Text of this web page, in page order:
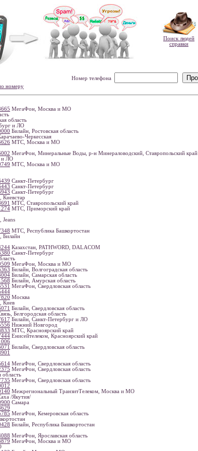
Поиск людей
справки
Номер телефона
номеру
МегаФон, Москва и МО
область
и ЛО
Билайн, Ростовская область
Черкесская
МТС, Москва и МО
МегаФон, Минеральные Воды, р-н Минераловодский, Ставропольский край
и ЛО
МТС, Москва и МО
Санкт-Петербург
Санкт-Петербург
Санкт-Петербург
Киевстар
МТС, Ставропольский край
МТС, Приморский край
Jeans
МТС, Республика Башкортостан
Билайн
Казахстан, PATHWORD, DALACOM
Санкт-Петербург
МегаФон, Москва и МО
Билайн, Волгоградская область
Билайн, Самарская область
Билайн, Амурская область
МегаФон, Свердловская область
Москва
Киев
Билайн, Свердловская область
Белгородская область
Билайн, Санкт-Петербург и ЛО
Нижний Новгород
МТС, Красноярский край
Енисейтелеком, Красноярский край
Билайн, Свердловская область
МегаФон, Свердловская область
МегаФон, Свердловская область
МегаФон, Свердловская область
Межрегиональный ТранзитТелеком, Москва и МО
/Якутия/
Самара
МегаФон, Кемеровская область
Билайн, Республика Башкортостан
МегаФон, Ярославская область
МегаФон, Москва и МО